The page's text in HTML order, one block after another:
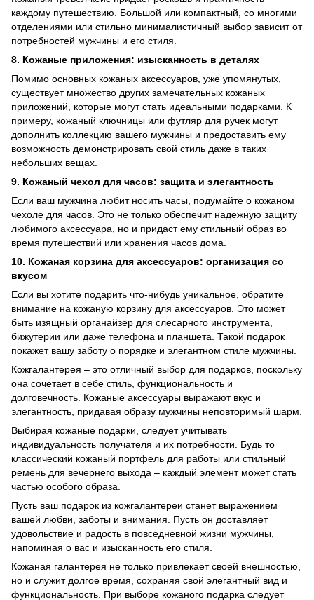
каждому путешествию. Большой или компактный, со многими
отделениями или стильно минималистичный выбор зависит от
потребностей мужчины и его стиля.
8. Кожаные приложения: изысканность в деталях
Помимо основных кожаных аксессуаров, уже упомянутых,
существует множество других замечательных кожаных
приложений, которые могут стать идеальными подарками. К
примеру, кожаный ключницы или футляр для ручек могут
дополнить коллекцию вашего мужчины и предоставить ему
возможность демонстрировать свой стиль даже в таких
небольших вещах.
9. Кожаный чехол для часов: защита и элегантность
Если ваш мужчина любит носить часы, подумайте о кожаном
чехоле для часов. Это не только обеспечит надежную защиту
любимого аксессуара, но и придаст ему стильный образ во
время путешествий или хранения часов дома.
10. Кожаная корзина для аксессуаров: организация со
вкусом
Если вы хотите подарить что-нибудь уникальное, обратите
внимание на кожаную корзину для аксессуаров. Это может
быть изящный органайзер для слесарного инструмента,
бижутерии или даже телефона и планшета. Такой подарок
покажет вашу заботу о порядке и элегантном стиле мужчины.
Кожгалантерея – это отличный выбор для подарков, поскольку
она сочетает в себе стиль, функциональность и
долговечность. Кожаные аксессуары выражают вкус и
элегантность, придавая образу мужчины неповторимый шарм.
Выбирая кожаные подарки, следует учитывать
индивидуальность получателя и их потребности. Будь то
классический кожаный портфель для работы или стильный
ремень для вечернего выхода – каждый элемент может стать
частью особого образа.
Пусть ваш подарок из кожгалантереи станет выражением
вашей любви, заботы и внимания. Пусть он доставляет
удовольствие и радость в повседневной жизни мужчины,
напоминая о вас и изысканность его стиля.
Кожаная галантерея не только привлекает своей внешностью,
но и служит долгое время, сохраняя свой элегантный вид и
функциональность. При выборе кожаного подарка следует